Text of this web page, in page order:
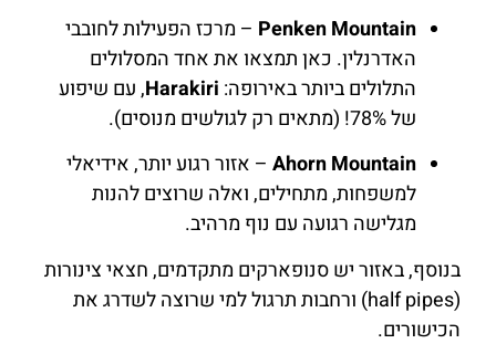
Penken Mountain – מרכז הפעילות לחובבי
האדרנלין. כאן תמצאו את אחד המסלולים
התלולים ביותר באירופה: Harakiri, עם שיפוע
של 78%! (מתאים רק לגולשים מנוסים).
Ahorn Mountain – אזור רגוע יותר, אידיאלי
למשפחות, מתחילים, ואלה שרוצים להנות
מגלישה רגועה עם נוף מרהיב.
בנוסף, באזור יש סנופארקים מתקדמים, חצאי צינורות
(half pipes) ורחבות תרגול למי שרוצה לשדרג את
הכישורים.